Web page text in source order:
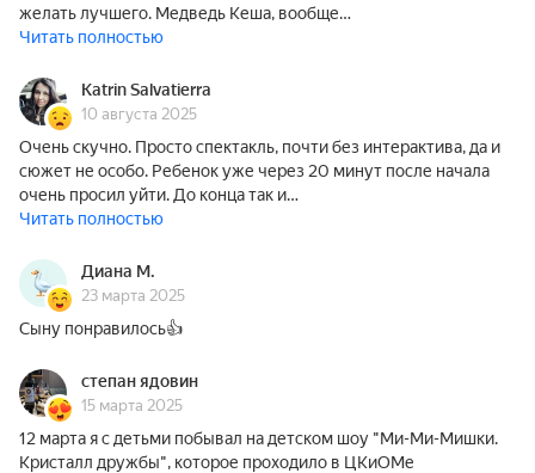
желать лучшего. Медведь Кеша, вообще…
Читать полностью
Katrin Salvatierra
10 августа 2025
Очень скучно. Просто спектакль, почти без интерактива, да и
сюжет не особо. Ребенок уже через 20 минут после начала
очень просил уйти. До конца так и…
Читать полностью
Диана М.
23 марта 2025
Сыну понравилось👍
степан ядовин
15 марта 2025
12 марта я с детьми побывал на детском шоу "Ми-Ми-Мишки.
Кристалл дружбы", которое проходило в ЦКиОМе